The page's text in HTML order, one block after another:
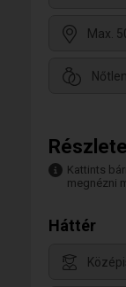
Max.
Kattints
megnézni
Háttér